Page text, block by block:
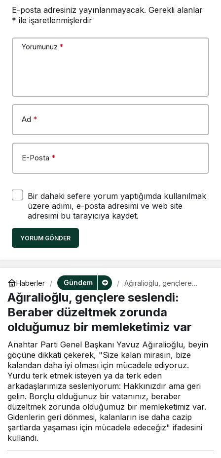
E-posta adresiniz yayınlanmayacak. Gerekli alanlar
* ile işaretlenmişlerdir
Yorumunuz *
Ad *
E-Posta *
Bir dahaki sefere yorum yaptığımda kullanılmak
üzere adımı, e-posta adresimi ve web site
adresimi bu tarayıcıya kaydet.
YORUM GÖNDER
Haberler Gündem
Ağıralioğlu, gençlere
seslendi: Beraber
düzeltmek zorunda
olduğumuz bir
memleketimiz var
Ağıralioğlu, gençlere seslendi:
Beraber düzeltmek zorunda
olduğumuz bir memleketimiz var
Anahtar Parti Genel Başkanı Yavuz Ağıralioğlu, beyin
göçüne dikkati çekerek, "Size kalan mirasın, bize
kalandan daha iyi olması için mücadele ediyoruz.
Yurdu terk etmek isteyen ya da terk eden
arkadaşlarımıza sesleniyorum: Hakkınızdır ama geri
gelin. Borçlu olduğunuz bir vatanınız, beraber
düzeltmek zorunda olduğumuz bir memleketimiz var.
Gidenlerin geri dönmesi, kalanların ise daha cazip
şartlarda yaşaması için mücadele edeceğiz" ifadesini
kullandı.